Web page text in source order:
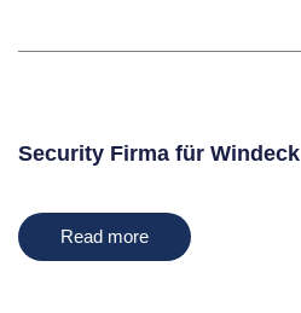
Security Firma für Windeck
Read more